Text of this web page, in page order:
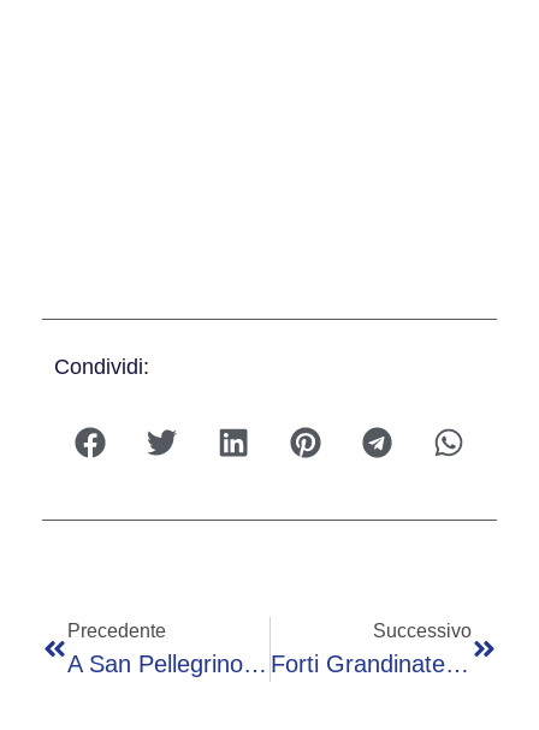
Condividi:
Precedente
A San Pellegrino Convegno Su Robotica E Premio A.m. “Bruno Quarenghi”
Successivo
Forti Grandinate Ad Oltre Il Colle E Maltempo Nelle Valli